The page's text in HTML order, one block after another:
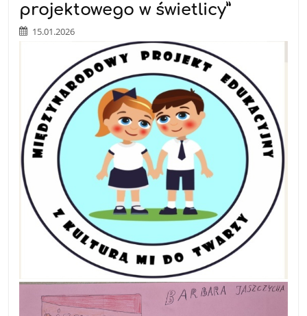
projektowego w świetlicy”
15.01.2026